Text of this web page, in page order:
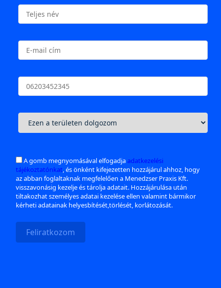
A gomb megnyomásával elfogadjaadatkezelési
tájékoztatónkat, és önként kifejezetten hozzájárul ahhoz, hogy
az abban foglaltaknak megfelelően a Menedzser Praxis Kft.
visszavonásig kezelje és tárolja adatait. Hozzájárulása után
tiltakozhat személyes adatai kezelése ellen valamint bármikor
kérheti adatainak helyesbítését,törlését, korlátozását.
Feliratkozom